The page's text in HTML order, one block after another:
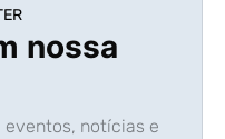
nossa
notícias e